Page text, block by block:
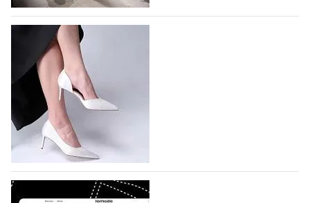
На участие в Московской неделе моды
подано 1047 заявок
На участие в седьмой Московской неделе моды,
которая пройдет в российской столице с 26 сентября
по 1 октября, уже подано 1047 заявок. Примерно
половину из них (494) прислали дизайнеры,
коллекции которых не были представлены в…
07.08.2026 519
BALLINA представит свои новинки на Euro